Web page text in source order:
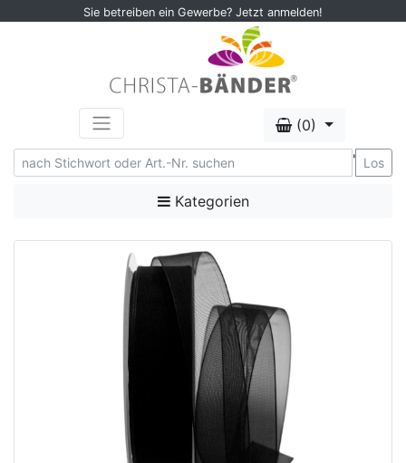
Sie betreiben ein Gewerbe? Jetzt anmelden!
(0)
' Los
Kategorien